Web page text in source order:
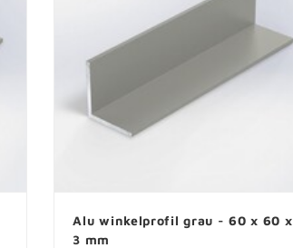
Alu winkelprofil grau - 60 x 60 x
3 mm